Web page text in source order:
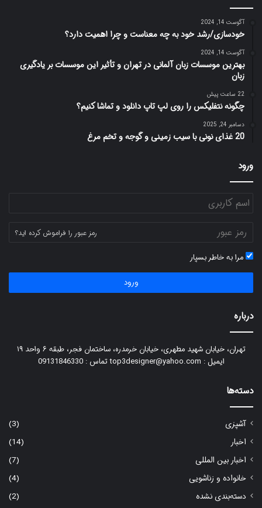
آگوست 14, 2024
خودسازی/رشد خود به چه معناست و چرا اهمیت دارد؟
آگوست 14, 2024
بهترین موسسات زبان آلمانی در تهران و تأثیر این موسسات بر یادگیری
زبان
22 ساعت پیش
چگونه نتفلیکس را روی لپ تاپ دانلود و تماشا کنیم؟
دسامبر 24, 2025
20 غذای نونی با سیب زمینی و گوجه و تخم مرغ
ورود
رمز عبور را فراموش کرده اید؟
مرا به خاطر بسپار
ورود
درباره
تهران، خیابان شهید مطهری، خیابان خرمدره، ساختمان فجر، طبقه ۶ واحد ۱۹
ایمیل : top3designer@yahoo.com تماس : 09131846330
دسته‌ها
آشپزی
(3)
اخبار
(14)
اخبار بین المللی
(7)
خانواده و زناشویی
(4)
دسته‌بندی نشده
(2)